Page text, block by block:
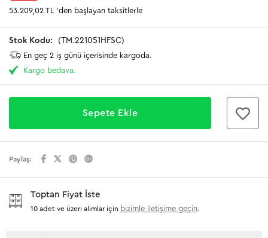
53.209,02 TL 'den başlayan taksitlerle
(TM.221051HFSC)
En geç 2 iş günü içerisinde kargoda.
Kargo bedava.
Paylaş:
Toptan Fiyat İste
10 adet ve üzeri alımlar için bizimle iletişime geçin.